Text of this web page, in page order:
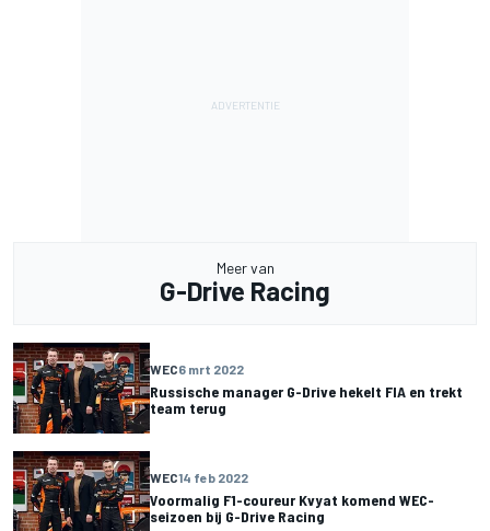
Meer van
G-Drive Racing
WEC6 mrt 2022
Russische manager G-Drive hekelt FIA en trekt
team terug
WEC14 feb 2022
Voormalig F1-coureur Kvyat komend WEC-
seizoen bij G-Drive Racing